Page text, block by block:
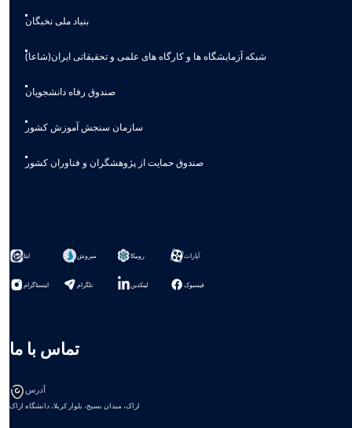
بنیاد ملی نخبگان
شبکه آزمایشگاه ها و کارگاه های علمی و تحقیقاتی ایران(شاعا)
صندوق رفاه دانشجویان
سازمان سنجش آموزش کشور
صندوق حمایت از پژوهشگران و فناوران کشور
ایتا سروش روبیکا آپارات
اینستاگرام تلگرام لینکدین فیسبوک
تماس با ما
آدرس
اراک، میدان بسیج، بلوار کربلا، دانشگاه اراک